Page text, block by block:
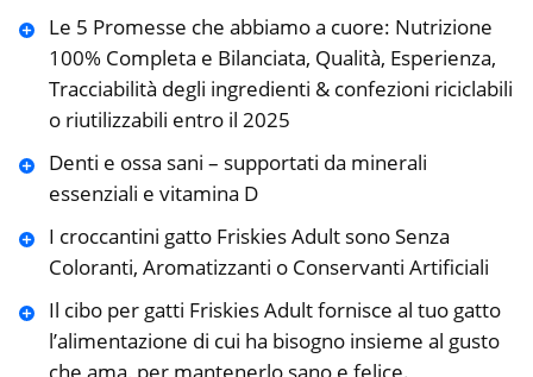
Le 5 Promesse che abbiamo a cuore: Nutrizione
100% Completa e Bilanciata, Qualità, Esperienza,
Tracciabilità degli ingredienti & confezioni riciclabili
o riutilizzabili entro il 2025
Denti e ossa sani – supportati da minerali
essenziali e vitamina D
I croccantini gatto Friskies Adult sono Senza
Coloranti, Aromatizzanti o Conservanti Artificiali
Il cibo per gatti Friskies Adult fornisce al tuo gatto
l’alimentazione di cui ha bisogno insieme al gusto